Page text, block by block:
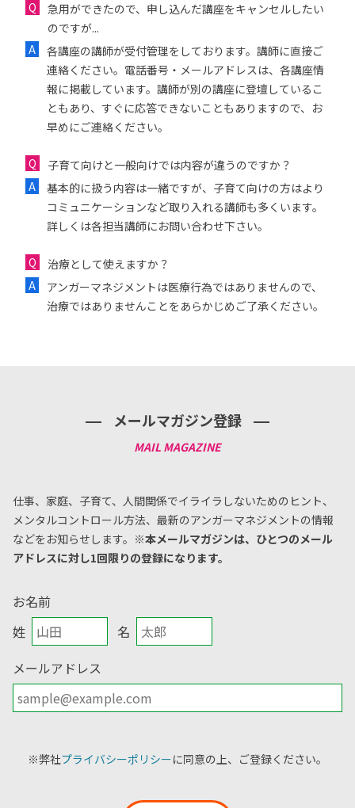
急用ができたので、申し込んだ講座をキャンセルしたい
のですが...
各講座の講師が受付管理をしております。講師に直接ご
連絡ください。電話番号・メールアドレスは、各講座情
報に掲載しています。講師が別の講座に登壇しているこ
ともあり、すぐに応答できないこともありますので、お
早めにご連絡ください。
子育て向けと一般向けでは内容が違うのですか？
基本的に扱う内容は一緒ですが、子育て向けの方はより
コミュニケーションなど取り入れる講師も多くいます。
詳しくは各担当講師にお問い合わせ下さい。
治療として使えますか？
アンガーマネジメントは医療行為ではありませんので、
治療ではありませんことをあらかじめご了承ください。
メールマガジン登録
仕事、家庭、子育て、人間関係でイライラしないためのヒント、
メンタルコントロール方法、 最新のアンガーマネジメントの情報
などをお知らせします。 ※本メールマガジンは、ひとつのメール
アドレスに対し1回限りの登録になります。
お名前
姓
名
メールアドレス
※弊社プライバシーポリシーに同意の上、ご登録ください。